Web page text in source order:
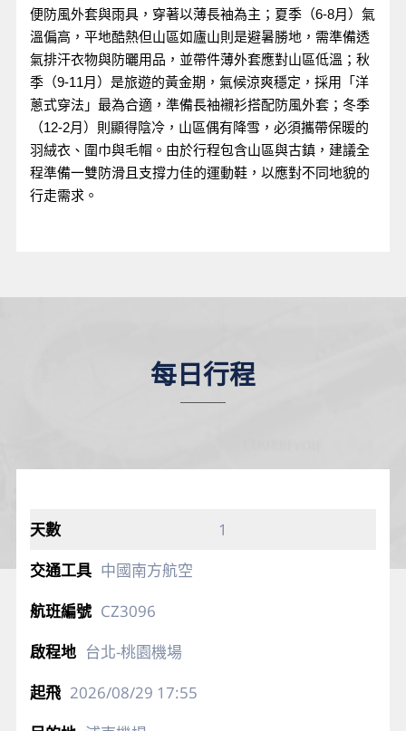
便防風外套與雨具，穿著以薄長袖為主；夏季（6-8月）氣
溫偏高，平地酷熱但山區如廬山則是避暑勝地，需準備透
氣排汗衣物與防曬用品，並帶件薄外套應對山區低溫；秋
季（9-11月）是旅遊的黃金期，氣候涼爽穩定，採用「洋
蔥式穿法」最為合適，準備長袖襯衫搭配防風外套；冬季
（12-2月）則顯得陰冷，山區偶有降雪，必須攜帶保暖的
羽絨衣、圍巾與毛帽。由於行程包含山區與古鎮，建議全
程準備一雙防滑且支撐力佳的運動鞋，以應對不同地貌的
行走需求。
每日行程
1
中國南方航空
CZ3096
台北-桃園機場
2026/08/29 17:55